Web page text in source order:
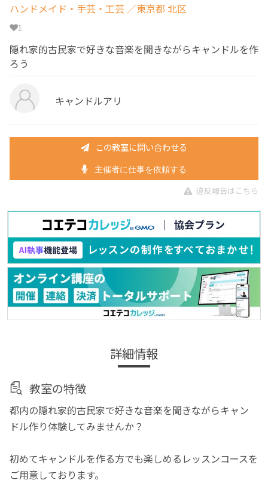
ハンドメイド・手芸・工芸 ／東京都 北区
1
隠れ家的古民家で好きな音楽を聞きながらキャンドルを作
ろう
キャンドルアリ
この教室に問い合わせる
主催者に仕事を依頼する
違反報告はこちら
詳細情報
教室の特徴
都内の隠れ家的古民家で好きな音楽を聞きながらキャン
ドル作り体験してみませんか？
初めてキャンドルを作る方でも楽しめるレッスンコースを
ご用意しております。